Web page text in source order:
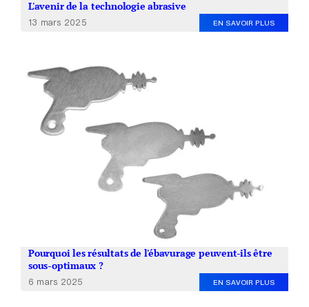
L'avenir de la technologie abrasive
13 mars 2025 EN SAVOIR PLUS
Pourquoi les résultats de l'ébavurage peuvent-ils être
sous-optimaux ?
6 mars 2025 EN SAVOIR PLUS